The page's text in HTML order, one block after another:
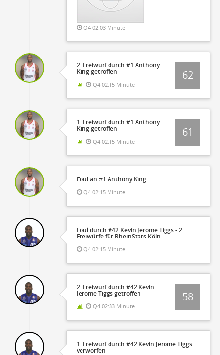
Q4 02:03 Minute
2. Freiwurf durch #1 Anthony
King getroffen
Q4 02:15 Minute
62
1. Freiwurf durch #1 Anthony
King getroffen
Q4 02:15 Minute
61
Foul an #1 Anthony King
Q4 02:15 Minute
Foul durch #42 Kevin Jerome Tiggs - 2
Freiwürfe für RheinStars Köln
Q4 02:15 Minute
2. Freiwurf durch #42 Kevin
Jerome Tiggs getroffen
Q4 02:33 Minute
58
1. Freiwurf durch #42 Kevin Jerome Tiggs
verworfen